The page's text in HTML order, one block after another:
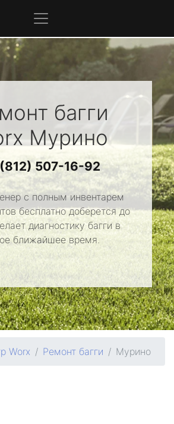
багги
Мурино
507-16-92
с полным инвентарем
бесплатно доберется до
диагностику багги в
ближайшее время.
Worx Ремонт багги Мурино